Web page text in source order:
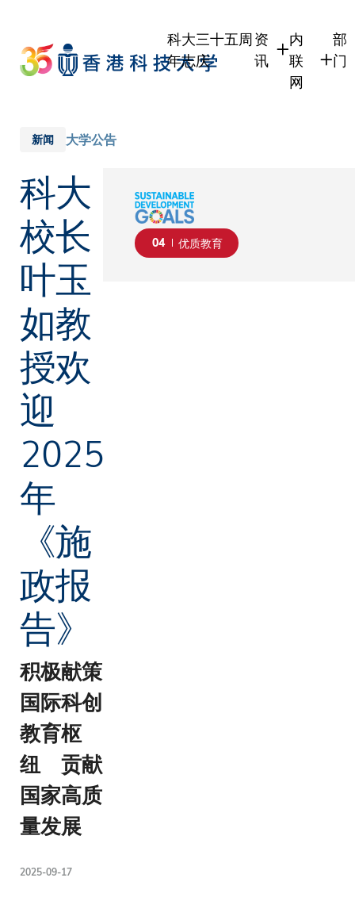
main
content
科大三十五周
年志庆
资
讯
内
联
网
部
门
新闻 大学公告
科大
校长
叶玉
如教
授欢
迎
2025
年
《施
政报
告》
积极献策
国际科创
教育枢
纽 贡献
国家高质
量发展
2025-09-17
04 优质教育